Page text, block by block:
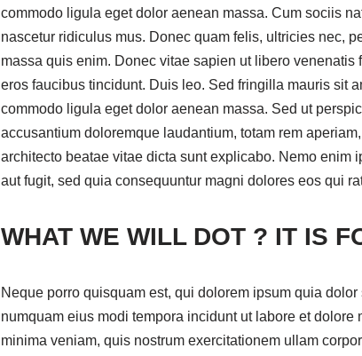
commodo ligula eget dolor aenean massa. Cum sociis
nascetur ridiculus mus. Donec quam felis, ultricies nec,
massa quis enim. Donec vitae sapien ut libero
eros faucibus tincidunt. Duis leo. Sed fringilla mauris sit
commodo ligula eget dolor aenean massa. Sed ut
accusantium doloremque laudantium, totam rem
architecto beatae vitae dicta sunt explicabo. Nemo enim
aut fugit, sed quia consequuntur magni dolores eos qui
WHAT WE WILL DOT ? IT IS
Neque porro quisquam est, qui dolorem ipsum quia
numquam eius modi tempora incidunt ut labore et
minima veniam, quis nostrum exercitationem ullam